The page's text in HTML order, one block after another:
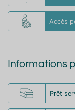
Accès
Informations
Prêt